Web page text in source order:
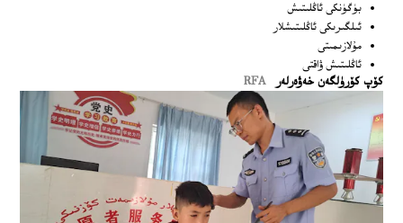
بۈگۈنكى ئاڭلىتىش
ئىلگىرىكى ئاڭلىتىشلار
مۇلازىمىتى
ئاڭلىتىش ۋاقتى
كۆپ كۆرۈلگەن خەۋەرلەر RFA